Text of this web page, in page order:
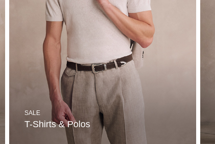
SALE
T-Shirts & Polos